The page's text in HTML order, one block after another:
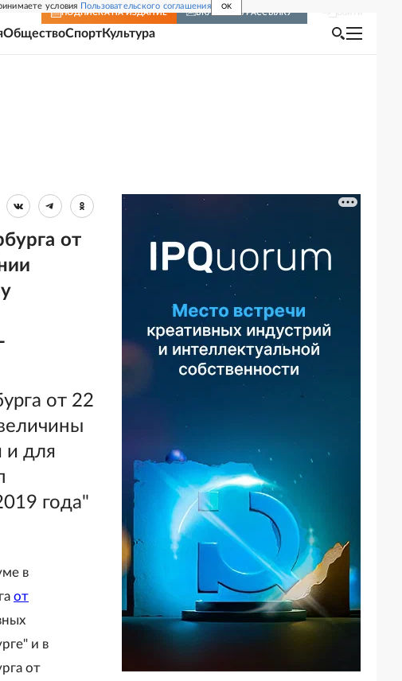
условия Пользовательского соглашения OK
ПОДПИСКА НА ИЗДАНИЕ ВКЛЮЧИТЬ РАССЫЛКУ
ОбществоСпортКультура
от
от 22
и для
года"
в
от
и в
от